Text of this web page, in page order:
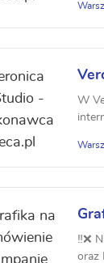
W
‼️❌
oraz